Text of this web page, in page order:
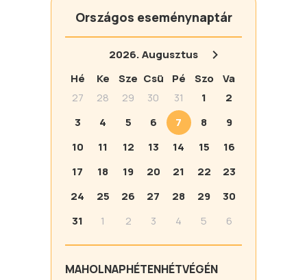
Országos eseménynaptár
2026.Augusztus
Hé
Ke Sze Csü Pé Szo
Va
27
28 29 30 31 1
2
3
4 5 6 7 8
9
10
11 12 13 14 15
16
17
18 19 20 21 22
23
24
25 26 27 28 29
30
31
1 2 3 4 5 6
MAHOLNAPHÉTENHÉTVÉGÉN